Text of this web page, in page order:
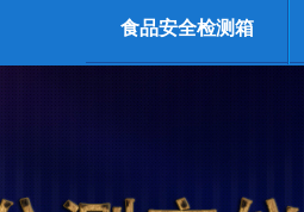
食品安全检测箱